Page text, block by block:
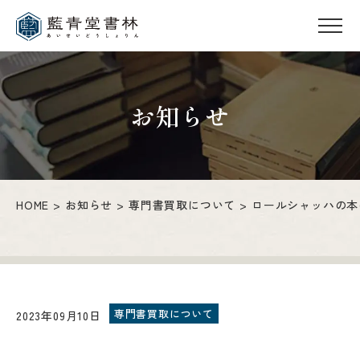
お知らせ
HOME お知らせ 専門書買取について ロールシャッハの
2023年09月10日 専門書買取について